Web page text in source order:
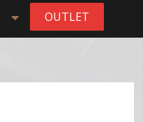
OUTLET